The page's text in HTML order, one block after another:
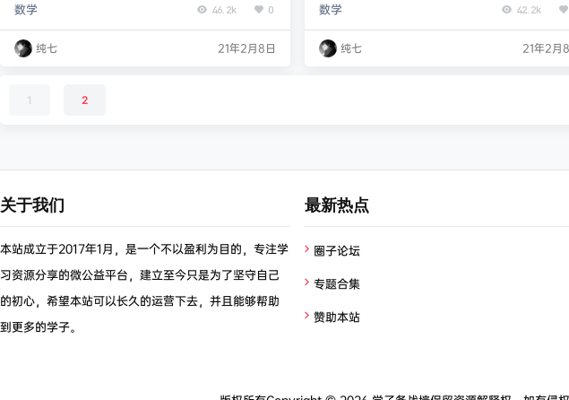
李士超） 【完结】【2020-暑】四年级升五年级语文
暑期培训班（勤思在线-薛侠） 资源获取 链接: http
数学 46.2k 0
纯七 21年2月8日
清） 【完结】【2020-暑】三年级升四年级英语暑期
培训班（创新预备在线-麦诗阳） 资源获取 链接: htt
数学 42.2k
纯七 21年2月
1 2
关于我们
本站成立于2017年1月，是一个不以盈利为目的，专注学
习资源分享的微公益平台，建立至今只是为了坚守自己
的初心，希望本站可以长久的运营下去，并且能够帮助
到更多的学子。
最新热点
圈子论坛
专题合集
赞助本站